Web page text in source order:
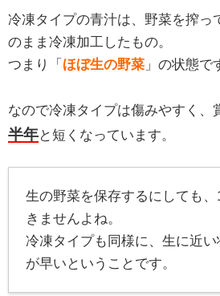
冷凍タイプの青汁は、野菜を搾っ
のまま冷凍加工したもの。
つまり「 ほぼ生の野菜 」の状態で
なので冷凍タイプは傷みやすく、
半年と短くなっています。
生の野菜を保存するにしても
きませんよね。
冷凍タイプも同様に、生に近
が早いということです。